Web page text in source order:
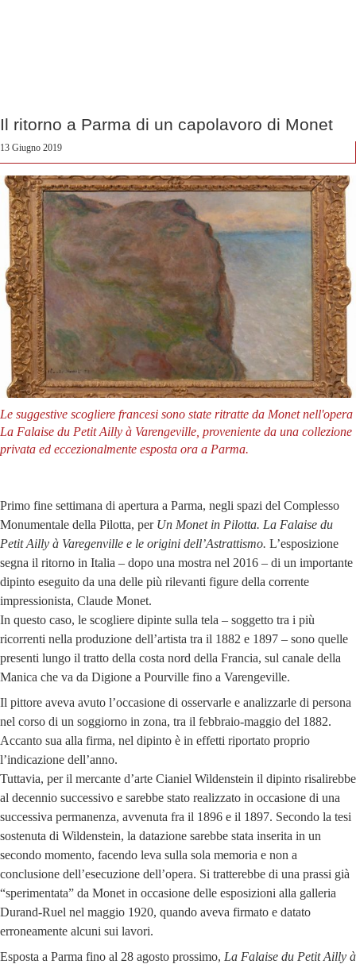
Il ritorno a Parma di un capolavoro di Monet
13 Giugno 2019
Le suggestive scogliere francesi sono state ritratte da Monet nell'opera
La Falaise du Petit Ailly à Varengeville, proveniente da una collezione
privata ed eccezionalmente esposta ora a Parma.
Primo fine settimana di apertura a Parma, negli spazi del Complesso
Monumentale della Pilotta, per Un Monet in Pilotta. La Falaise du
Petit Ailly à Varegenville e le origini dell’Astrattismo. L’esposizione
segna il ritorno in Italia – dopo una mostra nel 2016 – di un importante
dipinto eseguito da una delle più rilevanti figure della corrente
impressionista, Claude Monet.
In questo caso, le scogliere dipinte sulla tela – soggetto tra i più
ricorrenti nella produzione dell’artista tra il 1882 e 1897 – sono quelle
presenti lungo il tratto della costa nord della Francia, sul canale della
Manica che va da Digione a Pourville fino a Varengeville.
Il pittore aveva avuto l’occasione di osservarle e analizzarle di persona
nel corso di un soggiorno in zona, tra il febbraio-maggio del 1882.
Accanto sua alla firma, nel dipinto è in effetti riportato proprio
l’indicazione dell’anno.
Tuttavia, per il mercante d’arte Cianiel Wildenstein il dipinto risalirebbe
al decennio successivo e sarebbe stato realizzato in occasione di una
successiva permanenza, avvenuta fra il 1896 e il 1897. Secondo la tesi
sostenuta di Wildenstein, la datazione sarebbe stata inserita in un
secondo momento, facendo leva sulla sola memoria e non a
conclusione dell’esecuzione dell’opera. Si tratterebbe di una prassi già
“sperimentata” da Monet in occasione delle esposizioni alla galleria
Durand-Ruel nel maggio 1920, quando aveva firmato e datato
erroneamente alcuni sui lavori.
Esposta a Parma fino al 28 agosto prossimo, La Falaise du Petit Ailly à